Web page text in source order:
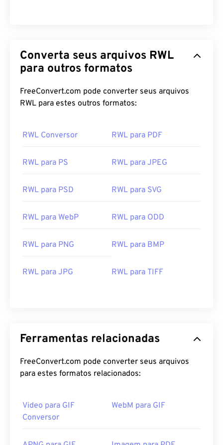
Converta seus arquivos RWL
para outros formatos
FreeConvert.com pode converter seus arquivos
RWL para estes outros formatos:
RWL Conversor RWL para PDF
RWL para PS RWL para JPEG
RWL para PSD RWL para SVG
RWL para WebP RWL para ODD
RWL para PNG RWL para BMP
RWL para JPG RWL para TIFF
Ferramentas relacionadas
FreeConvert.com pode converter seus arquivos
para estes formatos relacionados:
Video para GIF
Conversor
WebM para GIF